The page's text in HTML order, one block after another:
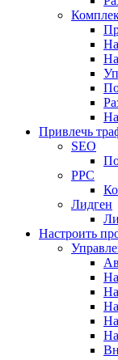
Привлечь
SEO
PPC
Лидген
Настроить